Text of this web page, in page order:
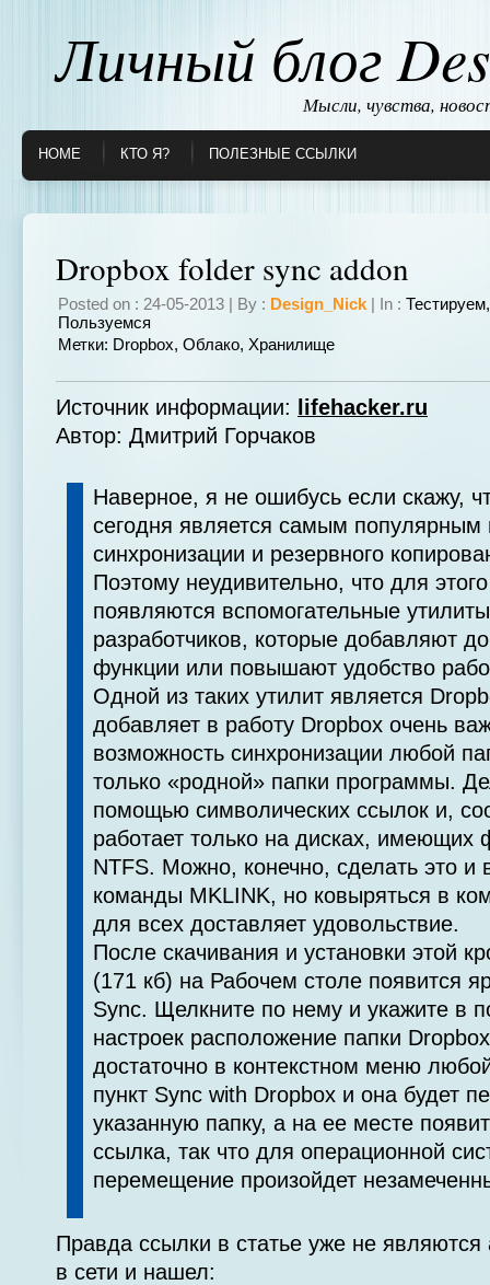
Личный блог
Мысли, чувства,
HOME КТО Я? ПОЛЕЗНЫЕ ССЫЛКИ
Dropbox folder sync addon
Posted on : 24-05-2013 | By : Design_Nick | In :
Пользуемся
Метки: Dropbox, Облако, Хранилище
Источник информации:
lifehacker.ru
Автор: Дмитрий Горчаков
Наверное, я не ошибусь если скажу,
сегодня является самым популярным
синхронизации и резервного
Поэтому неудивительно, что для
появляются вспомогательные
разработчиков, которые добавляют
функции или повышают удобство
Одной из таких утилит является
добавляет в работу Dropbox очень
возможность синхронизации любой
только «родной» папки программы.
помощью символических ссылок и,
работает только на дисках, имеющих
NTFS. Можно, конечно, сделать это
команды MKLINK, но ковыряться в
для всех доставляет удовольствие.
После скачивания и установки этой
(171 кб) на Рабочем столе появится
Sync. Щелкните по нему и укажите в
настроек расположение папки
достаточно в контекстном меню
пункт Sync with Dropbox и она будет
указанную папку, а на ее месте
ссылка, так что для операционной
перемещение произойдет
Правда ссылки в статье уже не
в сети и нашел: